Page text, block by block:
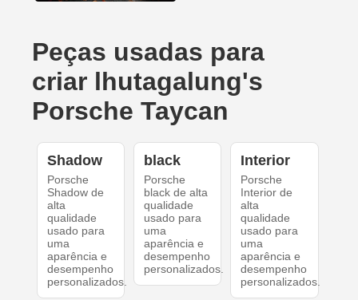
Peças usadas para
criar lhutagalung's
Porsche Taycan
Shadow
Porsche
Shadow de
alta
qualidade
usado para
uma
aparência e
desempenho
personalizados.
black
Porsche
black de alta
qualidade
usado para
uma
aparência e
desempenho
personalizados.
Interior
Porsche
Interior de
alta
qualidade
usado para
uma
aparência e
desempenho
personalizados.